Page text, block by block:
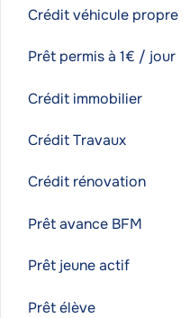
Crédit véhicule propre
Prêt permis à 1€ / jour
Crédit immobilier
Crédit Travaux
Crédit rénovation
Prêt avance BFM
Prêt jeune actif
Prêt élève